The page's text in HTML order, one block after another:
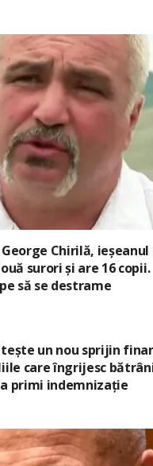
Chirilă, ieșeanul
surori și are 16 copii.
să se destrame
un nou sprijin
care îngrijesc
primi indemnizație